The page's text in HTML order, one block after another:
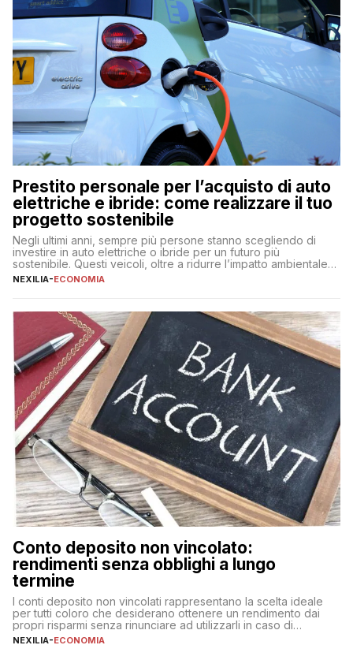
Prestito personale per l’acquisto di auto
elettriche e ibride: come realizzare il tuo
progetto sostenibile
Negli ultimi anni, sempre più persone stanno scegliendo di
investire in auto elettriche o ibride per un futuro più
sostenibile. Questi veicoli, oltre a ridurre l’impatto ambientale,
offrono vantaggi economici a lungo termine, come minori costi
fare se non […]
NEXILIA-ECONOMIA
Conto deposito non vincolato:
rendimenti senza obblighi a lungo
termine
I conti deposito non vincolati rappresentano la scelta ideale
per tutti coloro che desiderano ottenere un rendimento dai
propri risparmi senza rinunciare ad utilizzarli in caso di
necessità. A differenza delle forme vincolate tradizionali,
NEXILIA-ECONOMIA